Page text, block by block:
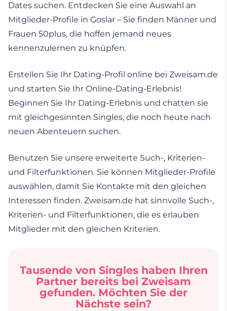
Dates suchen. Entdecken Sie eine Auswahl an
Mitglieder-Profile in Goslar – Sie finden Männer und
Frauen 50plus, die hoffen jemand neues
kennenzulernen zu knüpfen.
Erstellen Sie Ihr Dating-Profil online bei Zweisam.de
und starten Sie Ihr Online-Dating-Erlebnis!
Beginnen Sie Ihr Dating-Erlebnis und chatten sie
mit gleichgesinnten Singles, die noch heute nach
neuen Abenteuern suchen.
Benutzen Sie unsere erweiterte Such-, Kriterien-
und Filterfunktionen. Sie können Mitglieder-Profile
auswählen, damit Sie Kontakte mit den gleichen
Interessen finden. Zweisam.de hat sinnvolle Such-,
Kriterien- und Filterfunktionen, die es erlauben
Mitglieder mit den gleichen Kriterien.
Tausende von Singles haben Ihren
Partner bereits bei Zweisam
gefunden. Möchten Sie der
Nächste sein?